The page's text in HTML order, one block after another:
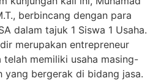
berbincang dengan para
dalam tajuk 1 Siswa 1 Usaha.
merupakan entrepreneur
telah memiliki usaha masing-
yang bergerak di bidang jasa.